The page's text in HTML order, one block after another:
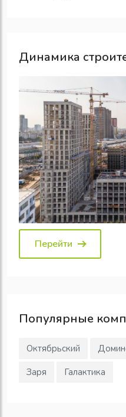
Динамика
Перейти
Популярные
Октябрьский
Заря
Галактика